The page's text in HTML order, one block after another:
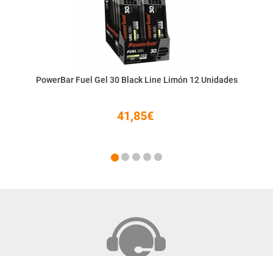
PowerBar Fuel Gel 30 Black Line Limón 12 Unidades
41,85€